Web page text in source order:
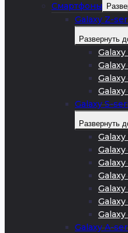
Смартфоны
Galaxy Z-
Развернуть
Galaxy S-
Развернуть
Galaxy
Galaxy
Galaxy
Galaxy
Galaxy
Galaxy
Galaxy A-